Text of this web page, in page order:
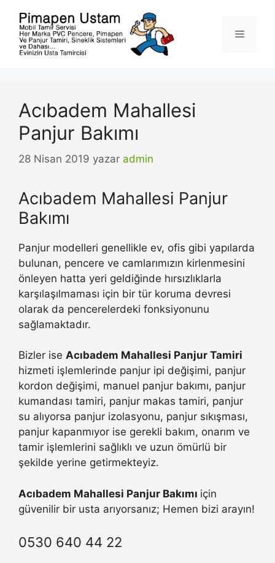
Menü
Acıbadem Mahallesi
Panjur Bakımı
28 Nisan 2019 yazar admin
Acıbadem Mahallesi Panjur
Bakımı
Panjur modelleri genellikle ev, ofis gibi yapılarda
bulunan, pencere ve camlarımızın kirlenmesini
önleyen hatta yeri geldiğinde hırsızlıklarla
karşılaşılmaması için bir tür koruma devresi
olarak da pencerelerdeki fonksiyonunu
sağlamaktadır.
Bizler ise Acıbadem Mahallesi Panjur Tamiri
hizmeti işlemlerinde panjur ipi değişimi, panjur
kordon değişimi, manuel panjur bakımı, panjur
kumandası tamiri, panjur makas tamiri, panjur
su alıyorsa panjur izolasyonu, panjur sıkışması,
panjur kapanmıyor ise gerekli bakım, onarım ve
tamir işlemlerini sağlıklı ve uzun ömürlü bir
şekilde yerine getirmekteyiz.
Acıbadem Mahallesi Panjur Bakımı için
güvenilir bir usta arıyorsanız; Hemen bizi arayın!
0530 640 44 22